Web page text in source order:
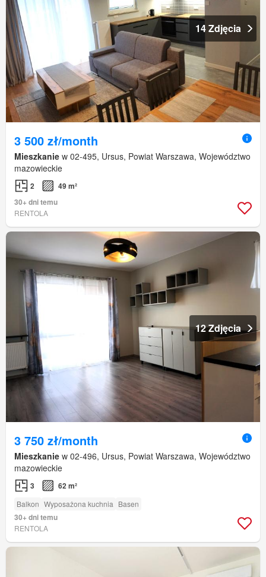
14 Zdjęcia
3 500 zł/month
Mieszkanie w 02-495, Ursus, Powiat Warszawa, Województwo
mazowieckie
2
49 m²
30+ dni temu
RENTOLA
12 Zdjęcia
3 750 zł/month
Mieszkanie w 02-496, Ursus, Powiat Warszawa, Województwo
mazowieckie
3 62 m²
Balkon Wyposażona kuchnia Basen
30+ dni temu
RENTOLA